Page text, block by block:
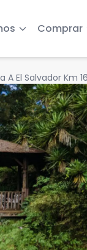
Comprar
A El Salvador Km